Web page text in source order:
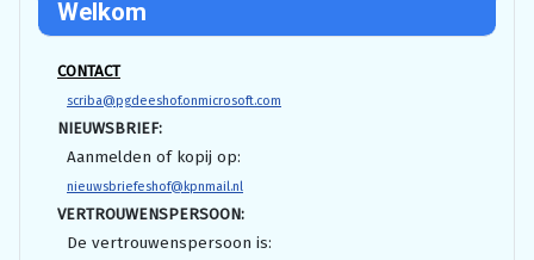
Welkom
CONTACT
scriba@pgdeeshof.onmicrosoft.com
NIEUWSBRIEF:
Aanmelden of kopij op:
nieuwsbriefeshof@kpnmail.nl
VERTROUWENSPERSOON:
De vertrouwenspersoon is: